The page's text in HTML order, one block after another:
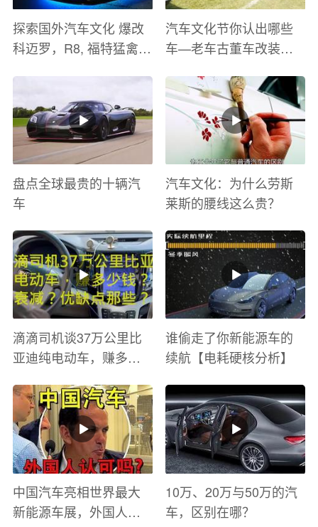
探索国外汽车文化 爆改
科迈罗，R8, 福特猛禽
汽车文化节你认出哪些
车—老车古董车改装车
盘点全球最贵的十辆汽
车
汽车文化：为什么劳斯
莱斯的腰线这么贵？
滴滴司机谈37万公里比
亚迪纯电动车，赚多少
有哪些？
谁偷走了你新能源车的
续航【电耗硬核分析】
中国汽车亮相世界最大
新能源车展，外国人怎
10万、20万与50万的汽
车，区别在哪？